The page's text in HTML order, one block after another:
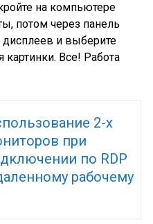
на компьютере
потом через панель
дисплеев и выберите
Все! Работа
2-х
при
по RDP
рабочему